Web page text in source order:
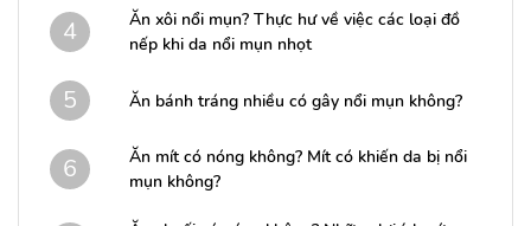
4
Ăn xôi nổi mụn? Thực hư về việc các loại đồ
nếp khi da nổi mụn nhọt
5 Ăn bánh tráng nhiều có gây nổi mụn không?
6
Ăn mít có nóng không? Mít có khiến da bị nổi
mụn không?